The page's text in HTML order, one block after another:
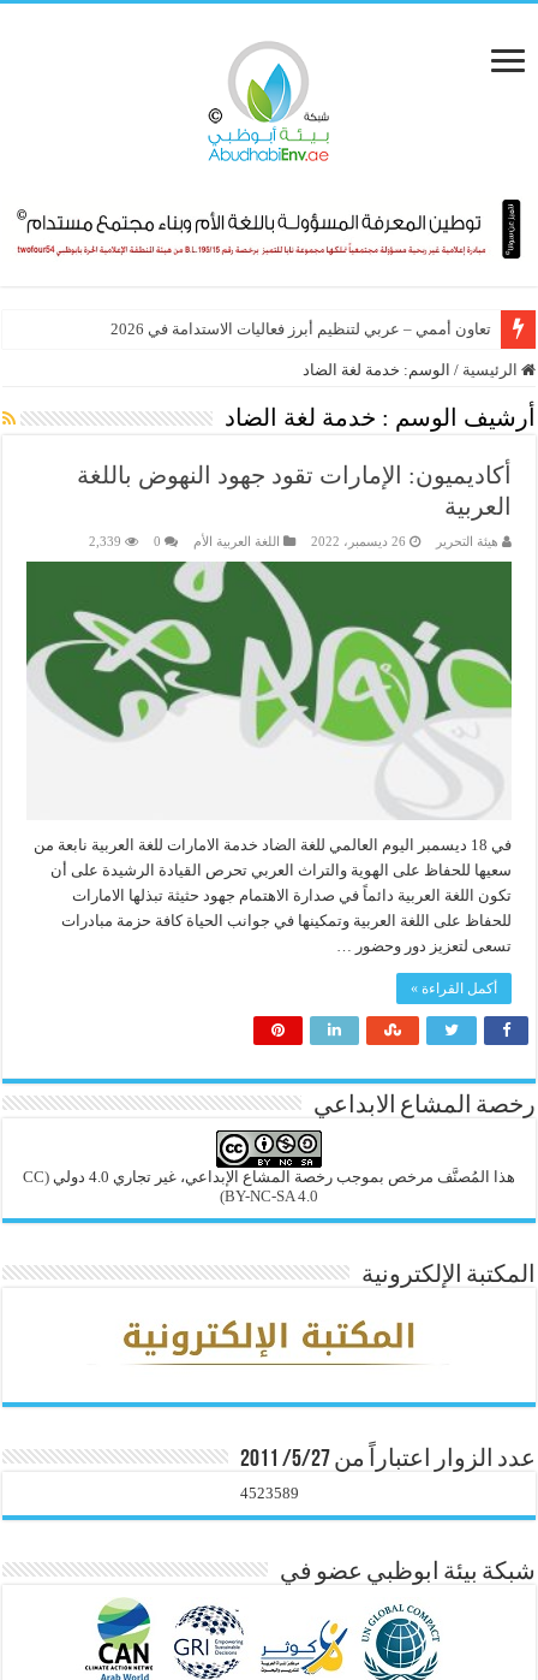
تعاون أممي – عربي لتنظيم أبرز فعاليات الاستدامة في 2026
الرئيسية / الوسم: خدمة لغة الضاد
أرشيف الوسم : خدمة لغة الضاد
أكاديميون: الإمارات تقود جهود النهوض باللغة
العربية
هيئة التحرير 26 ديسمبر، 2022 اللغة العربية الأم 0
2,339
في 18 ديسمبر اليوم العالمي للغة الضاد خدمة الامارات للغة العربية نابعة من
سعيها للحفاظ على الهوية والتراث العربي تحرص القيادة الرشيدة على أن
تكون اللغة العربية دائماً في صدارة الاهتمام جهود حثيثة تبذلها الامارات
للحفاظ على اللغة العربية وتمكينها في جوانب الحياة كافة حزمة مبادرات
تسعى لتعزيز دور وحضور …
أكمل القراءة »
رخصة المشاع الابداعي
هذا المُصنَّف مرخص بموجب رخصة المشاع الإبداعي، غير تجاري 4.0 دولي
(CC
BY-NC-SA 4.0)
المكتبة الإلكترونية
عدد الزوار اعتباراً من 5/27/ 2011
4523589
شبكة بيئة ابوظبي عضو في